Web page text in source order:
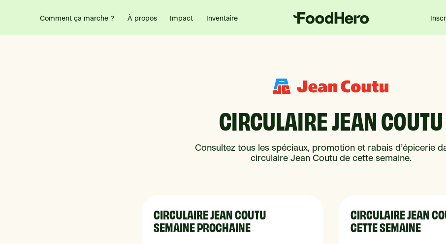
Comment ça marche ? À propos Impact Inventaire
CIRCULAIRE JEAN COUTU
Consultez tous les spéciaux, promotion et rabais d’épicerie
circulaire Jean Coutu de cette semaine.
CIRCULAIRE JEAN COUTU
SEMAINE PROCHAINE
CIRCULAIRE JEAN
CETTE SEMAINE